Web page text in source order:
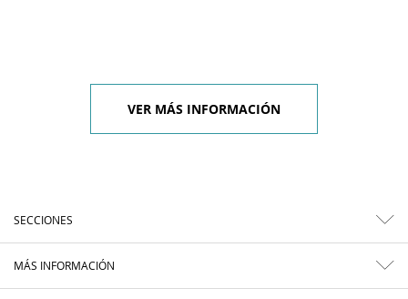
VER MÁS INFORMACIÓN
SECCIONES
MÁS INFORMACIÓN